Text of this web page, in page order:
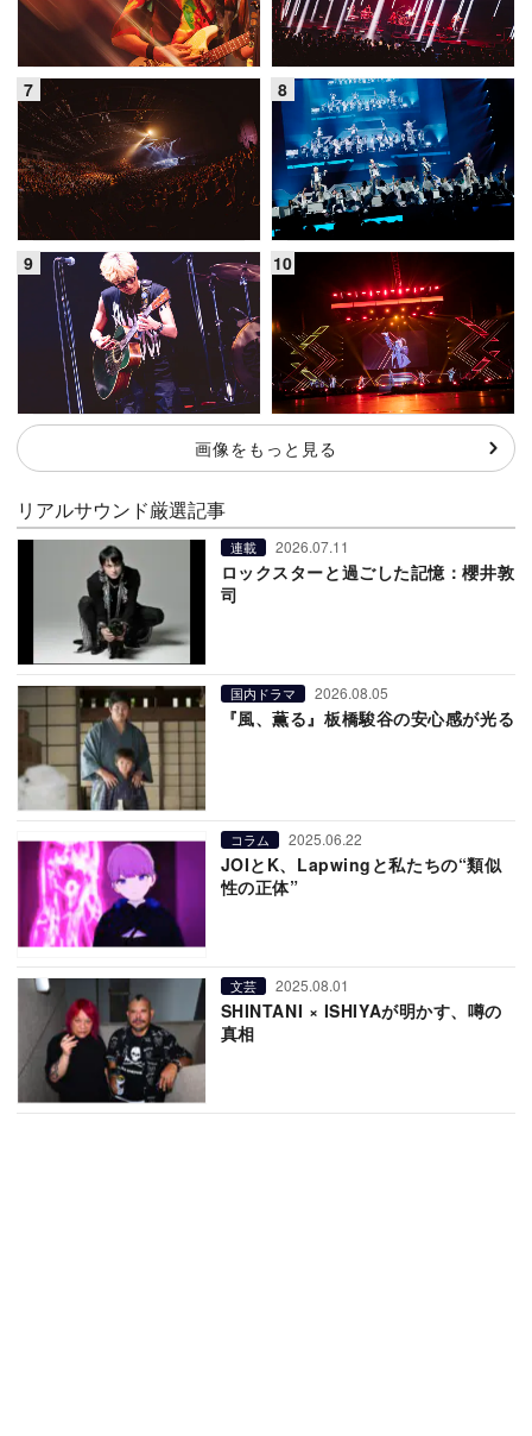
画像をもっと見る
リアルサウンド厳選記事
連載 2026.07.11
ロックスターと過ごした記憶：櫻井敦
司
国内ドラマ 2026.08.05
『風、薫る』板橋駿谷の安心感が光る
コラム 2025.06.22
JOIとK、Lapwingと私たちの“類似
性の正体”
文芸 2025.08.01
SHINTANI × ISHIYAが明かす、噂の
真相